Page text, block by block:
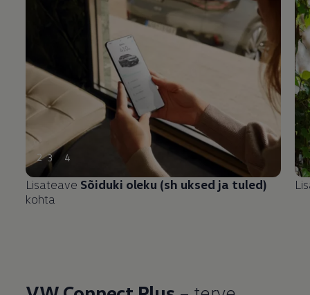
2 3 4
Lisateave Sõiduki oleku (sh uksed ja tuled)
kohta